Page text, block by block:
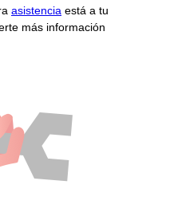
asistencia está a tu
más información